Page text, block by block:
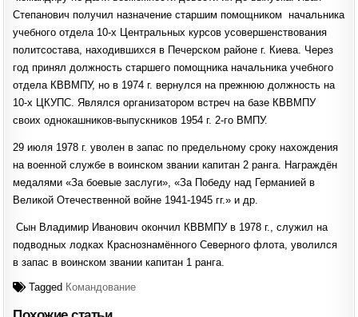
Степанович получил назначение старшим помощником начальника
учебного отдела 10-х Центральных курсов усовершенствования
политсостава, находившихся в Печерском районе г. Киева. Через
год принял должность старшего помощника начальника учебного
отдела КВВМПУ, но в 1974 г. вернулся на прежнюю должность на
10-х ЦКУПС. Являлся организатором встреч на базе КВВМПУ
своих однокашников-выпускников 1954 г. 2-го ВМПУ.
29 июля 1978 г. уволен в запас по предельному сроку нахождения
на военной службе в воинском звании капитан 2 ранга. Награждён
медалями «За боевые заслуги», «За Победу над Германией в
Великой Отечественной войне 1941-1945 гг.» и др.
Сын Владимир Иванович окончил КВВМПУ в 1978 г., служил на
подводных лодках Краснознамённого Северного флота, уволился
в запас в воинском звании капитан 1 ранга.
Tagged Командование